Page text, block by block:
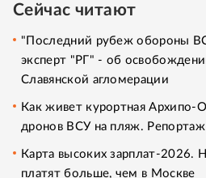
Сейчас читают
"Последний рубеж обороны
эксперт "РГ" - об
Славянской агломерации
Как живет курортная Архипо-
дронов ВСУ на пляж.
Карта высоких зарплат-2026.
платят больше, чем в Москве